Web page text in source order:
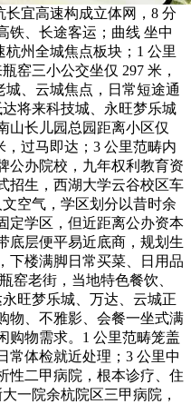
长宜高速构成立体网，8 分
铁、长途客运；曲线 坐中
州全城焦点板块；1 公里
窑三小公交坐仅 297 米，
城、云城焦点，日常短途通
将来科技城、永旺梦乐城
山长儿园总园距离小区仅
，过马即达；3 公里范畴内
公办院校，九年权利教育资
招生，西湖大学云谷校区车
空气，学区划分以昔时余
定学区，但近距离公办资本
底层便平易近底商，规划生
下楼满脚日常买菜、日用品
窑老街，当地特色餐饮、
旺梦乐城、万达、云城正
物、不雅影、会餐一坐式满
购物需求。1 公里范畴笼盖
常体检就近处理；3 公里中
性二甲病院，根本诊疗、住
一院余杭院区三甲病院，